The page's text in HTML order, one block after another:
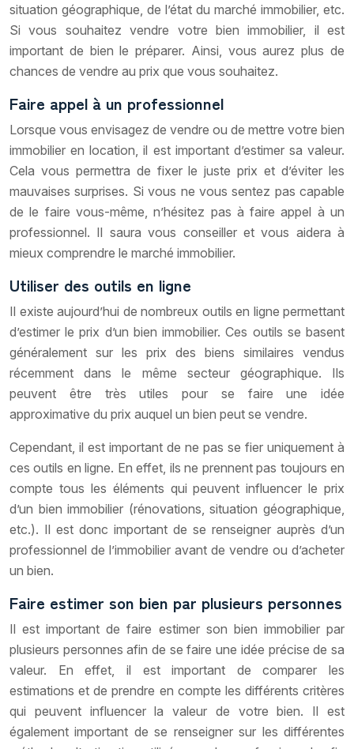
situation géographique, de l’état du marché immobilier, etc.
Si vous souhaitez vendre votre bien immobilier, il est
important de bien le préparer. Ainsi, vous aurez plus de
chances de vendre au prix que vous souhaitez.
Faire appel à un professionnel
Lorsque vous envisagez de vendre ou de mettre votre bien
immobilier en location, il est important d’estimer sa valeur.
Cela vous permettra de fixer le juste prix et d’éviter les
mauvaises surprises. Si vous ne vous sentez pas capable
de le faire vous-même, n’hésitez pas à faire appel à un
professionnel. Il saura vous conseiller et vous aidera à
mieux comprendre le marché immobilier.
Utiliser des outils en ligne
Il existe aujourd’hui de nombreux outils en ligne permettant
d’estimer le prix d’un bien immobilier. Ces outils se basent
généralement sur les prix des biens similaires vendus
récemment dans le même secteur géographique. Ils
peuvent être très utiles pour se faire une idée
approximative du prix auquel un bien peut se vendre.
Cependant, il est important de ne pas se fier uniquement à
ces outils en ligne. En effet, ils ne prennent pas toujours en
compte tous les éléments qui peuvent influencer le prix
d’un bien immobilier (rénovations, situation géographique,
etc.). Il est donc important de se renseigner auprès d’un
professionnel de l’immobilier avant de vendre ou d’acheter
un bien.
Faire estimer son bien par plusieurs personnes
Il est important de faire estimer son bien immobilier par
plusieurs personnes afin de se faire une idée précise de sa
valeur. En effet, il est important de comparer les
estimations et de prendre en compte les différents critères
qui peuvent influencer la valeur de votre bien. Il est
également important de se renseigner sur les différentes